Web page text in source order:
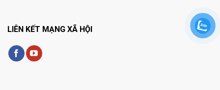
LIÊN KẾT MẠNG XÃ HỘI